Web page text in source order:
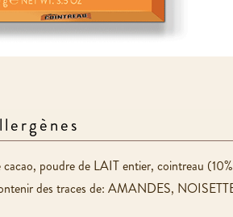
poudre de LAIT entier, cointreau
des traces de: AMANDES,